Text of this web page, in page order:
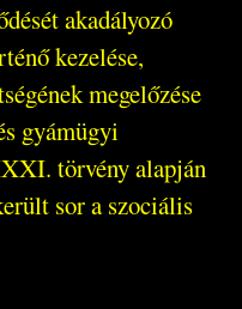
akadályozó
kezelése,
megelőzése
gyámügyi
törvény alapján
sor a szociális